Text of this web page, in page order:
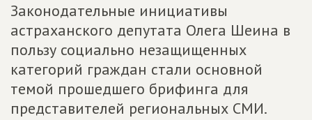
Законодательные инициативы
астраханского депутата Олега Шеина в
пользу социально незащищенных
категорий граждан стали основной
темой прошедшего брифинга для
представителей региональных СМИ.